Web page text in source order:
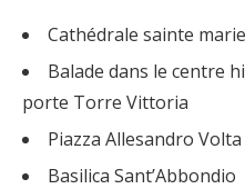
Cathédrale sainte marie
Balade dans le centre
porte Torre Vittoria
Piazza Allesandro Volta
Basilica Sant’Abbondio